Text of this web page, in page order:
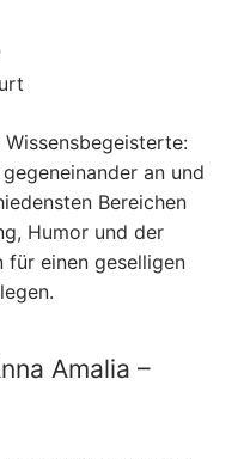
an und
Bereichen
Humor und der
für einen geselligen
Amalia –